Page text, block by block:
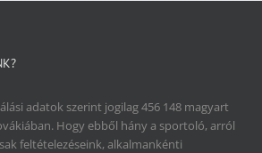
adatok szerint jogilag 456 148 magyart
Hogy ebből hány a sportoló, arról
feltételezéseink, alkalmankénti